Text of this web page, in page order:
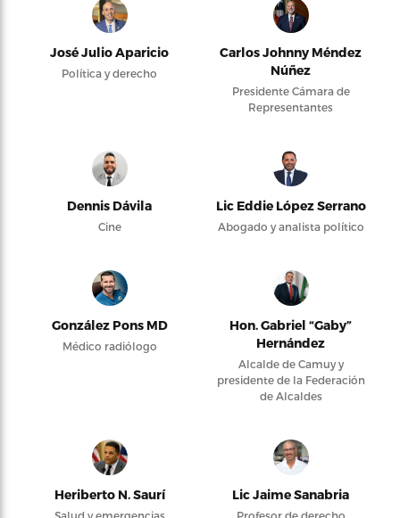
José Julio Aparicio
Política y derecho
Carlos Johnny Méndez
Núñez
Presidente Cámara de
Representantes
Dennis Dávila
Cine
Lic Eddie López Serrano
Abogado y analista político
González Pons MD
Médico radiólogo
Hon. Gabriel “Gaby”
Hernández
Alcalde de Camuy y
presidente de la Federación
de Alcaldes
Heriberto N. Saurí
Salud y emergencias
Lic Jaime Sanabria
Profesor de derecho